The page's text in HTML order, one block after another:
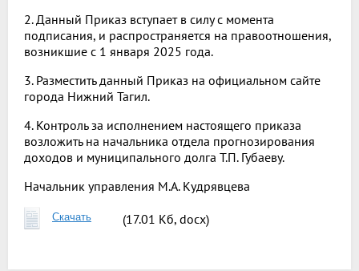
2. Данный Приказ вступает в силу с момента
подписания, и распространяется на правоотношения,
возникшие с 1 января 2025 года.
3. Разместить данный Приказ на официальном сайте
города Нижний Тагил.
4. Контроль за исполнением настоящего приказа
возложить на начальника отдела прогнозирования
доходов и муниципального долга Т.П. Губаеву.
Начальник управления М.А. Кудрявцева
Скачать (17.01 Кб, docx)